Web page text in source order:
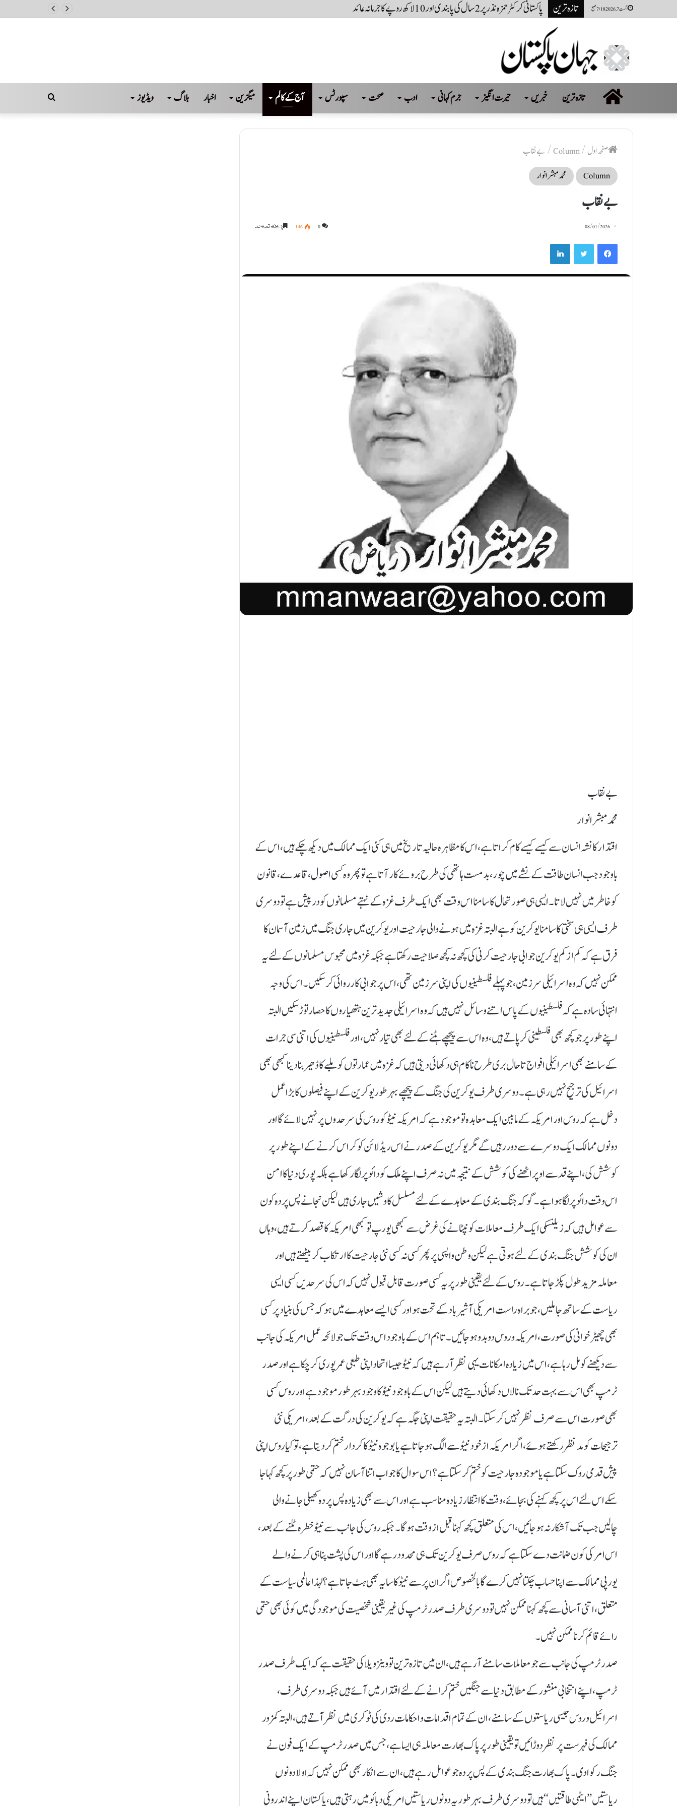
اگست 7, 2026 7:18 صبح تازہ ترین پاکستانی کرکٹر حمزہ نذر پر 2 سال کی پابندی اور 10 لاکھ روپےکا جرمانہ عائد
صفحہ
اول
تازہ ترین خبریں حیرت انگیز جرم کہانی ادب صحت سپورٹس آج کے کالم میگزین اخبار بلاگ ویڈیوز Search
صفحہ اول /
Column
/بے نقاب
Column
محمد مبشر انوار
بے نقاب
08/01/2026
0
146 پڑھنے کا وقت 6 منٹ
Facebook
Twitter
LinkedIn
بے نقاب
محمد مبشر انوار
اقتدار کا نشہ انسان سے کیسے کیسے کام کراتا ہے، اس کا مظاہرہ حالیہ تاریخ میں ہی کئی ایک ممالک میں دیکھ چکے ہیں، اس کے
باوجود جب انسان طاقت کے نشے میں چور، بدمست ہاتھی کی طرح بروئے کار آتا ہے تو پھر وہ کسی اصول، قاعدے، قانون
کو خاطر میں نہیں لاتا۔ ایسی ہی صورتحال کا سامنا اس وقت بھی ایک طرف غزہ کے نہتے مسلمانوں کو درپیش ہے تو دوسری
طرف ایسی ہی سختی کا سامنا یوکرین کو ہے البتہ غزہ میں ہونے والی جارحیت اور یوکرین میں جاری جنگ میں زمین آسمان کا
فرق ہے کہ کم از کم یوکرین جوابی جارحیت کرنی کی کچھ نہ کچھ صلاحیت رکھتا ہے جبکہ غزہ میں محبوس مسلمانوں کے لئے یہ
ممکن نہیں کہ وہ اسرائیلی سرزمین، جو پہلے فلسطینیوں کی اپنی سرزمین تھی، اس پر جوابی کارروائی کر سکیں۔ اس کی وجہ
انتہائی سادہ ہے کہ فلسطینیوں کے پاس اتنے وسائل نہیں ہیں کہ وہ اسرائیلی جدید ترین ہتھیاروں کا حصار توڑ سکیں البتہ
اپنے طور پر جو کچھ بھی فلسطینی کر پاتے ہیں، وہ اس سے پیچھے ہٹنے کے لئے بھی تیار نہیں، اور فلسطینیوں کی اتنی سی جرات
کے سامنے بھی اسرائیلی افواج تاحال بری طرح ناکام ہی دکھائی دیتی ہیں کہ غزہ میں عمارتوں کو ملبے کا ڈھیر بنا دینا کبھی بھی
اسرائیل کی ترجیح نہیں رہی ہے۔ دوسری طرف یوکرین کی جنگ کے پیچھے بہرطور یوکرین کے اپنے فیصلوں کا بڑا عمل
دخل ہے کہ روس اور امریکہ کے مابین ایک معاہدہ تو موجود ہے کہ امریکہ نیٹو کو روس کی سرحدوں پر نہیں لائے گا اور
دونوں ممالک ایک دوسرے سے دور رہیں گے مگر یوکرین کے صدر نے اس ریڈ لائن کو کراس کرنے کے اپنے طور پر
کوشش کی، اپنے قد سے اوپر اٹھنے کی کوشش کے نتیجہ میں نہ صرف اپنے ملک کو دائو پر لگا رکھا ہے بلکہ پوری دنیا کا امن
اس وقت دائو پر لگا ہوا ہے۔ گو کہ جنگ بندی کے معاہدے کے لئے مسلسل کاوشیں جاری ہیں لیکن نجانے پس پردہ کون
سے عوامل ہیں کہ زیلنسکی ایک طرف معاملات کو نپٹانے کی غرض سے کبھی یورپ تو کبھی امریکہ کا قصد کرتے ہیں، وہاں
ان کی کوشش جنگ بندی کے لئے ہوتی ہے لیکن وطن واپسی پر پھر کسی نہ کسی نئی جارحیت کا ارتکاب کر بیٹھتے ہیں اور
معاملہ مزید طول پکڑ جاتا ہے۔ روس کے لئے یقینی طورپر یہ کسی صورت قابل قبول نہیں کہ اس کی سرحدیں کسی ایسی
ریاست کے ساتھ جا ملیں، جو براہ راست امریکی آشیرباد کے تحت ہو اور کسی ایسے معاہدے میں ہو کہ جس کی بنیاد پر کسی
بھی چھیڑ خوانی کی صورت، امریکہ و روس دو بدو ہو جائیں۔ تاہم اس کے باوجود اس وقت تک جو لائحہ عمل امریکہ کی جانب
سے دیکھنے کو مل رہا ہے، اس میں زیادہ امکانات یہی نظر آ رہے ہیں کہ نیٹو جیسا اتحاد اپنی طبعی عمر پوری کر چکا ہے اور صدر
ٹرمپ بھی اس سے بہت حد تک نالاں دکھائی دیتے ہیں لیکن اس کے باوجود نیٹو کا وجود بہرطور موجود ہے اور روس کسی
بھی صورت اس سے صرف نظر نہیں کر سکتا۔ البتہ یہ حقیقت اپنی جگہ ہے کہ یوکرین کی درگت کے بعد، امریکی نئی
ترجیحات کو مد نظر رکھتے ہوئے، اگر امریکہ ازخود نیٹو سے الگ ہو جاتا ہے یا بوجوہ نیٹو کا کردار ختم کر دیتا ہے، تو کیا روس اپنی
پیش قدمی روک سکتا ہے یا موجودہ جارحیت کو ختم کر سکتا ہے؟ اس سوال کا جواب اتنا آسان نہیں کہ حتمی طور پر کچھ کہا جا
سکے اس لئے اس پر کچھ کہنے کی بجائے، وقت کا انتظار زیادہ مناسب ہے اور اس سے بھی زیادہ پس پردہ کھیلی جانے والی
چالیں جب تک آشکار نہ ہو جائیں، اس کی متعلق کچھ کہنا قبل از وقت ہو گا۔ جبکہ روس کی جانب سے نیٹو خطرہ ٹلنے کے بعد،
اس امر کی کون ضمانت دے سکتا ہے کہ روس صرف یوکرین تک ہی محدود رہے گا اور اس کی پشت پناہی کرنے والے
یورپی ممالک سے اپنا حساب چکتا نہیں کرے گا بالخصوص اگر ان پر سے نیٹو کا سایہ بھی ہٹ جاتا ہے؟ لہذا عالمی سیاست کے
متعلق، اتنی آسانی سے کچھ کہنا ممکن نہیں تو دوسری طرف صدر ٹرمپ کی غیر یقینی شخصیت کی موجودگی میں کوئی بھی حتمی
رائے قائم کرنا ممکن نہیں ۔
صدر ٹرمپ کی جانب سے جو معاملات سامنے آ رہے ہیں، ان میں تازہ ترین تو وینزویلا کی حقیقت ہے کہ ایک طرف صدر
ٹرمپ، اپنے انتخابی منشور کے مطابق دنیا سے جنگیں ختم کرانے کے لئے اقتدار میں آئے ہیں جبکہ دوسری طرف،
اسرائیل و روس جیسی ریاستوں کے سامنے، ان کے تمام اقدامات و احکامات ردی کی ٹوکری میں نظر آتے ہیں، البتہ کمزور
ممالک کی فہرست پر نظر دوڑائیں تو یقینی طور پر پاک بھارت معاملہ ہی ایسا ہے، جس میں صدر ٹرمپ کے ایک فون نے
جنگ رکوا دی۔ پاک بھارت جنگ بندی کے پس پردہ جو عوامل رہے ہیں، ان سے انکار بھی ممکن نہیں کہ اولا دونوں
ریاستیں ’’ ایٹمی طاقتیں‘‘ ہیں تو دوسری طرف بہرطور یہ دونوں ریاستیں امریکی دبائو میں رہتی ہیں، پاکستان اپنے اندرونی